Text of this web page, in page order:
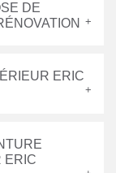
DE
ERIC
ERIC